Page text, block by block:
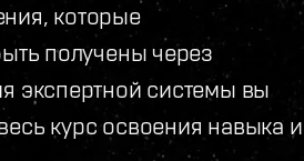
которые
получены через
экспертной системы вы
курс освоения навыка и